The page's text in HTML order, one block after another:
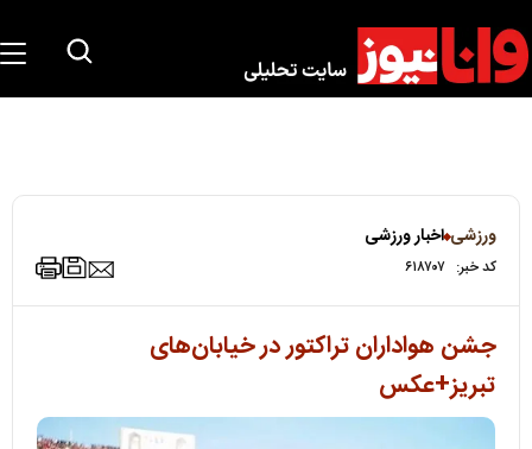
ورزشی اخبار ورزشی
کد خبر: ۶۱۸۷۰۷
جشن هواداران تراکتور در خیابان‌های
تبریز+عکس